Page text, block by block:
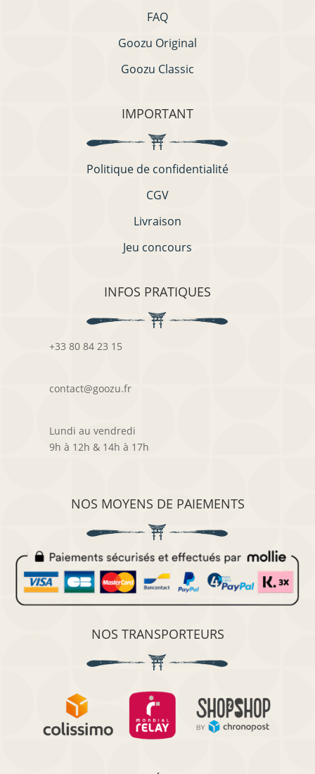
FAQ
Goozu Original
Goozu Classic
IMPORTANT
Politique de confidentialité
CGV
Livraison
Jeu concours
INFOS PRATIQUES
+33 80 84 23 15
contact@goozu.fr
Lundi au vendredi
9h à 12h & 14h à 17h
NOS MOYENS DE PAIEMENTS
NOS TRANSPORTEURS